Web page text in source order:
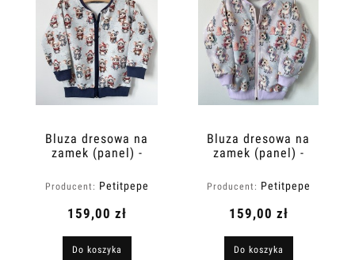
Bluza dresowa na
zamek (panel) -
Producent: Petitpepe
159,00 zł
Do koszyka
Bluza dresowa na
zamek (panel) -
Producent: Petitpepe
159,00 zł
Do koszyka